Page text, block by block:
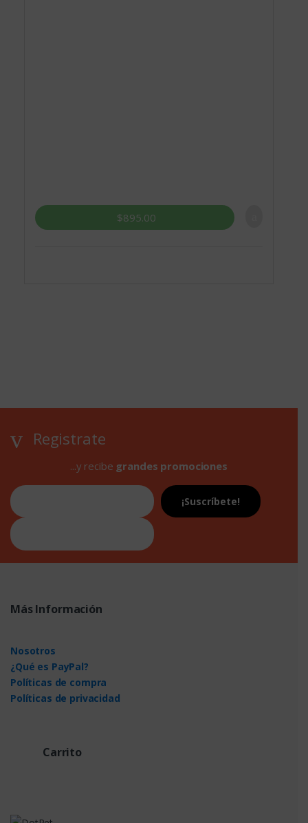
$895.00
Registrate
...y recibe grandes promociones
Más Información
Nosotros
¿Qué es PayPal?
Políticas de compra
Políticas de privacidad
Carrito